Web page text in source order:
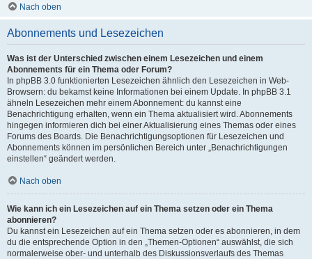
Nach oben
Abonnements und Lesezeichen
Was ist der Unterschied zwischen einem Lesezeichen und einem
Abonnements für ein Thema oder Forum?
In phpBB 3.0 funktionierten Lesezeichen ähnlich den Lesezeichen in Web-
Browsern: du bekamst keine Informationen bei einem Update. In phpBB 3.1
ähneln Lesezeichen mehr einem Abonnement: du kannst eine
Benachrichtigung erhalten, wenn ein Thema aktualisiert wird. Abonnements
hingegen informieren dich bei einer Aktualisierung eines Themas oder eines
Forums des Boards. Die Benachrichtigungsoptionen für Lesezeichen und
Abonnements können im persönlichen Bereich unter „Benachrichtigungen
einstellen“ geändert werden.
Nach oben
Wie kann ich ein Lesezeichen auf ein Thema setzen oder ein Thema
abonnieren?
Du kannst ein Lesezeichen auf ein Thema setzen oder es abonnieren, in dem
du die entsprechende Option in den „Themen-Optionen“ auswählst, die sich
normalerweise ober- und unterhalb des Diskussionsverlaufs des Themas